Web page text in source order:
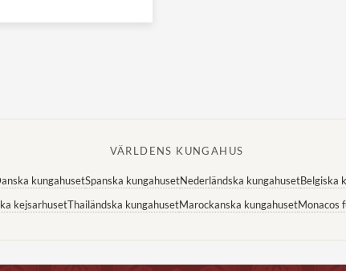
VÄRLDENS KUNGAHUS
kungahusetSpanska kungahusetNederländska kungahusetBelgiska
kejsarhusetThailändska kungahusetMarockanska kungahusetMonacos